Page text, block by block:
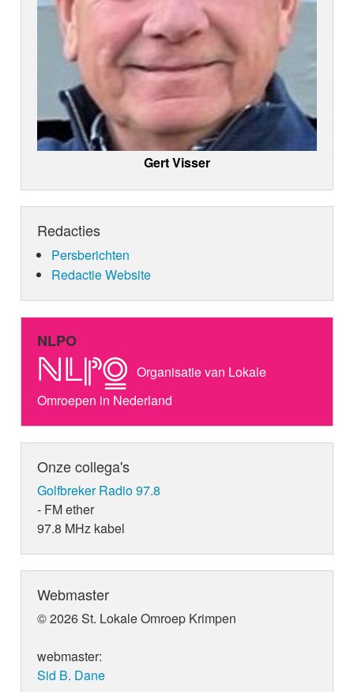
Gert Visser
Redacties
Persberichten
Redactie Website
NLPO
Organisatie van Lokale
Omroepen in Nederland
Onze collega's
Golfbreker Radio 97.8
- FM ether
97.8 MHz kabel
Webmaster
© 2026 St. Lokale Omroep Krimpen
webmaster:
Sid B. Dane